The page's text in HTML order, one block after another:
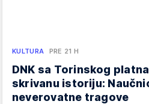
KULTURA PRE 21 H
DNK sa Torinskog
skrivanu istoriju:
neverovatne tragove